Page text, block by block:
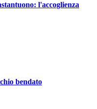
l'accoglienza
bendato